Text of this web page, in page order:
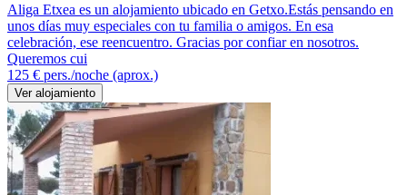
Aliga Etxea es un alojamiento ubicado en Getxo.Estás pensando en
unos días muy especiales con tu familia o amigos. En esa
celebración, ese reencuentro. Gracias por confiar en nosotros.
Queremos cui
125 € pers./noche (aprox.)
Ver alojamiento